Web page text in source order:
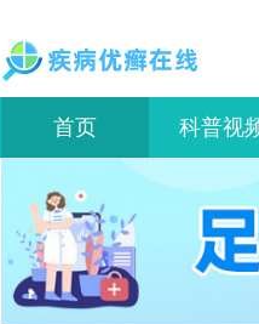
首页 科普视